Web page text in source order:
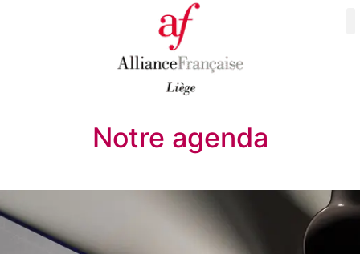
Notre agenda